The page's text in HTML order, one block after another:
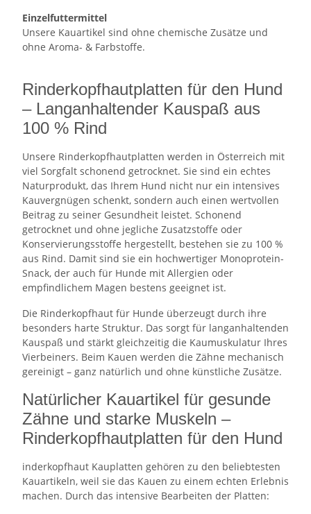
Einzelfuttermittel
Unsere Kauartikel sind ohne chemische Zusätze und
ohne Aroma- & Farbstoffe.
Rinderkopfhautplatten für den Hund
– Langanhaltender Kauspaß aus
100 % Rind
Unsere Rinderkopfhautplatten werden in Österreich mit
viel Sorgfalt schonend getrocknet. Sie sind ein echtes
Naturprodukt, das Ihrem Hund nicht nur ein intensives
Kauvergnügen schenkt, sondern auch einen wertvollen
Beitrag zu seiner Gesundheit leistet. Schonend
getrocknet und ohne jegliche Zusatzstoffe oder
Konservierungsstoffe hergestellt, bestehen sie zu 100 %
aus Rind. Damit sind sie ein hochwertiger Monoprotein-
Snack, der auch für Hunde mit Allergien oder
empfindlichem Magen bestens geeignet ist.
Die Rinderkopfhaut für Hunde überzeugt durch ihre
besonders harte Struktur. Das sorgt für langanhaltenden
Kauspaß und stärkt gleichzeitig die Kaumuskulatur Ihres
Vierbeiners. Beim Kauen werden die Zähne mechanisch
gereinigt – ganz natürlich und ohne künstliche Zusätze.
Natürlicher Kauartikel für gesunde
Zähne und starke Muskeln –
Rinderkopfhautplatten für den Hund
inderkopfhaut Kauplatten gehören zu den beliebtesten
Kauartikeln, weil sie das Kauen zu einem echten Erlebnis
machen. Durch das intensive Bearbeiten der Platten: